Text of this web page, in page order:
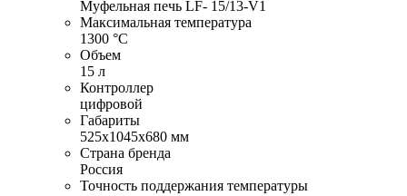
Муфельная печь LF- 15/13-V1
Максимальная температура
1300 °C
Объем
15 л
Контроллер
цифровой
Габариты
525х1045х680 мм
Страна бренда
Россия
Точность поддержания температуры